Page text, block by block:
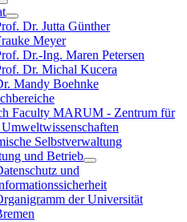
Dr. Jutta Günther
Meyer
Dr.-Ing. Maren Petersen
Dr. Michal Kucera
Mandy Boehnke
Faculty MARUM - Zentrum für
Selbstverwaltung
und Betrieb
und
der Universität